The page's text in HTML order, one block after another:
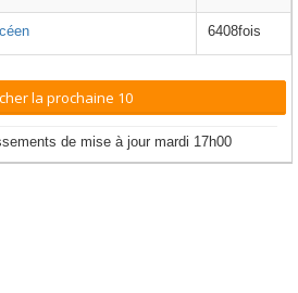
6408fois
la prochaine 10
de mise à jour mardi 17h00